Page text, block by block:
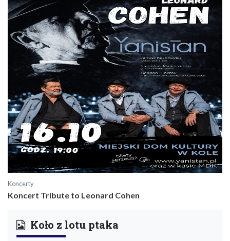
Koncerty
Koncert Tribute to Leonard Cohen
Koło z lotu ptaka